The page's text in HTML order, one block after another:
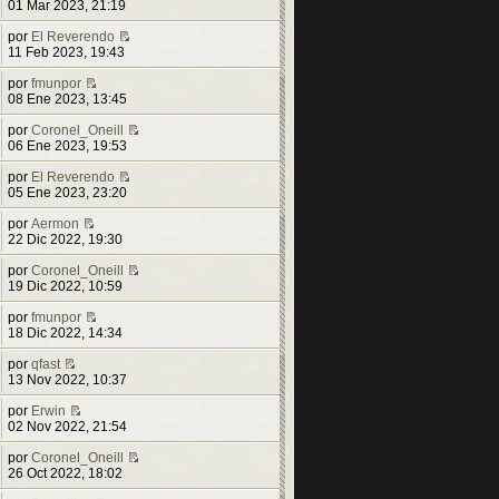
a
e
n
s
a
e
m
o
m
e
n
s
a
e
l
t
i
m
m
e
n
s
a
j
e
e
r
ú
l
i
m
o
m
e
n
s
a
01 Mar 2023, 21:19
por El Reverendo
e
l
t
m
e
a
j
11 Feb 2023, 19:43
por fmunpor
V
e
r
ú
l
t
i
m
m
e
n
s
a
e
08 Ene 2023, 13:45
por Coronel_Oneill
e
l
m
e
a
06 Ene 2023, 19:53
por El Reverendo
e
l
t
m
e
a
05 Ene 2023, 23:20
por Aermon
V
e
r
ú
l
t
i
m
m
e
s
a
j
e
22 Dic 2022, 19:30
por Coronel_Oneill
e
l
m
e
a
19 Dic 2022, 10:59
por fmunpor
V
e
ú
l
i
m
o
m
e
18 Dic 2022, 14:34
por qfast
V
e
r
ú
l
t
i
m
13 Nov 2022, 10:37
por Erwin
V
e
ú
l
02 Nov 2022, 21:54
por Coronel_Oneill
e
26 Oct 2022, 18:02